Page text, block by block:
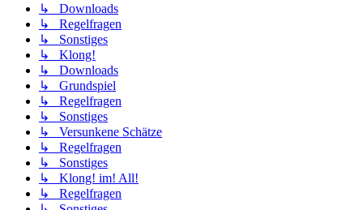
↳ Downloads
↳ Regelfragen
↳ Sonstiges
↳ Klong!
↳ Downloads
↳ Grundspiel
↳ Regelfragen
↳ Sonstiges
↳ Versunkene Schätze
↳ Regelfragen
↳ Sonstiges
↳ Klong! im! All!
↳ Regelfragen